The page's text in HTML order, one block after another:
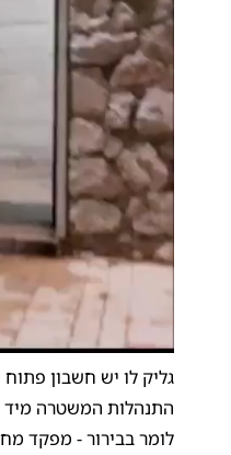
גליק לו יש חשבון
התנהלות המשטרה מיד
לומר בבירור - מפקד